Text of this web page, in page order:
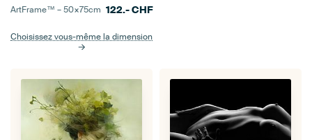
ArtFrame™ –50×75cm 122.-CHF
Choisissez vous-même la dimension